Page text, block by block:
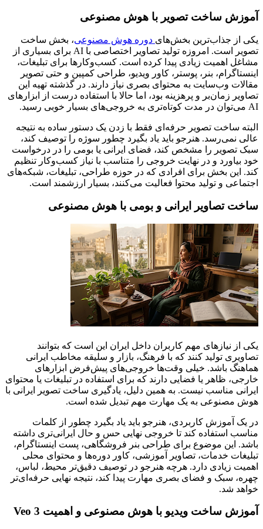
آموزش ساخت تصویر با هوش مصنوعی
یکی از جذاب‌ترین بخش‌های دوره هوش مصنوعی، بخش ساخت
تصویر است. امروزه تولید تصاویر اختصاصی با AI برای بسیاری از
مشاغل اهمیت زیادی پیدا کرده است. کسب‌وکارها برای تبلیغات،
اینستاگرام، بنر، پوستر، کاور ویدیو، طراحی کمپین و حتی تصویر
مقالات وب‌سایت به محتوای بصری نیاز دارند. در گذشته تهیه این
تصاویر زمان‌بر و پرهزینه بود، اما حالا با استفاده درست از ابزارهای
AI می‌توان در مدت کوتاه‌تری به خروجی‌های بسیار خوبی رسید.
البته ساخت تصویر حرفه‌ای فقط با زدن یک دستور ساده به نتیجه
عالی نمی‌رسد. هنرجو باید یاد بگیرد چطور سوژه را توصیف کند،
سبک تصویر را مشخص کند، فضای ایرانی یا بومی را در درخواست
خود بیاورد و در نهایت خروجی را متناسب با نیاز کسب‌وکار تنظیم
کند. این بخش برای افرادی که در حوزه طراحی، تبلیغات، شبکه‌های
اجتماعی و تولید محتوا فعالیت می‌کنند، بسیار ارزشمند است.
ساخت تصاویر ایرانی و بومی با هوش مصنوعی
یکی از نیازهای مهم کاربران داخل ایران این است که بتوانند
تصاویری تولید کنند که با فرهنگ، بازار و سلیقه مخاطب ایرانی
هماهنگ باشد. خیلی وقت‌ها خروجی‌های پیش‌فرض ابزارهای
خارجی، ظاهر یا فضایی دارند که برای استفاده در تبلیغات یا محتوای
ایرانی مناسب نیست. به همین دلیل، یادگیری ساخت تصویر ایرانی با
هوش مصنوعی به یک مهارت مهم تبدیل شده است.
در یک آموزش کاربردی، هنرجو باید یاد بگیرد چطور از کلمات
مناسب استفاده کند تا خروجی نهایی حس و حال ایرانی‌تری داشته
باشد. این موضوع برای طراحی بنر فروشگاهی، پست اینستاگرام،
تبلیغات خدمات، تصاویر آموزشی، کاور دوره‌ها و محتوای محلی
اهمیت زیادی دارد. هرچه هنرجو در توصیف دقیق‌تر محیط، لباس،
چهره، سبک و فضای بصری مهارت پیدا کند، نتیجه نهایی حرفه‌ای‌تر
خواهد شد.
آموزش ساخت ویدیو با هوش مصنوعی و اهمیت Veo 3